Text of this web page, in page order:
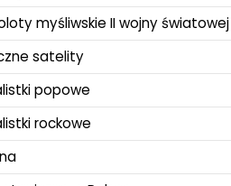
myśliwskie II wojny światowej
satelity
popowe
rockowe